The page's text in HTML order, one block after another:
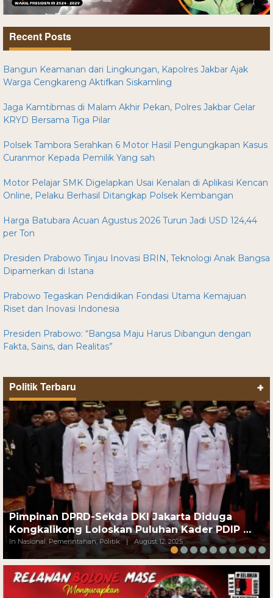
Recent Posts
Bangun Keamanan dari Lingkungan, Kapolres Jakbar Ajak
Warga Cengkareng Aktifkan Siskamling
Jaga Kamtibmas di Malam Akhir Pekan, Polres Jakbar Gelar
KRYD Bersama Tiga Pilar
Polsek Tambora Serahkan 6 Motor Hasil Pengungkapan Kasus
Curanmor Kepada Pemilik Yang sah
Motor Pelajar SMK Digelapkan Usai Kenalan di Aplikasi Kencan
Online, Pelaku Berhasil Ditangkap Polsek Kembangan
Harga Batubara Acuan Agustus 2026 Turun Jadi USD 124,44
per Ton
Presiden Prabowo Tinjau Inovasi BRIN, Teknologi Anak Bangsa
Dipamerkan di Istana
Prabowo Tegaskan Pendidikan Fondasi Utama Kemajuan
Riset dan Inovasi Indonesia
Presiden Prabowo: “Bangsa Maju Harus Dibangun dengan
Fakta, Sains, dan Realitas”
Politik Terbaru +
Pimpinan DPRD-Sekda DKI Jakarta Diduga
Kongkalikong Loloskan Puluhan Kader PDIP …
In Nasional, Pemerintahan, Politik | August 12, 2025